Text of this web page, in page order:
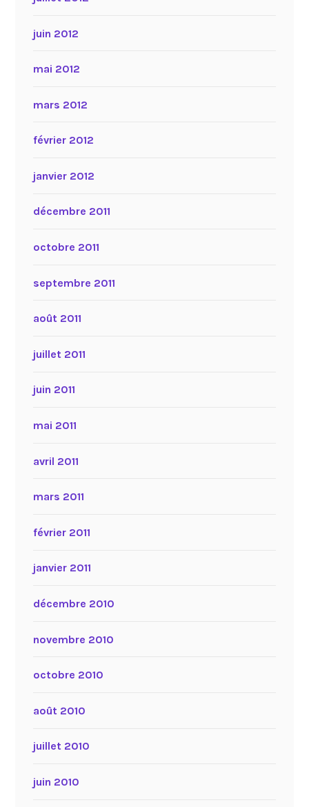
juin 2012
mai 2012
mars 2012
février 2012
janvier 2012
décembre 2011
octobre 2011
septembre 2011
août 2011
juillet 2011
juin 2011
mai 2011
avril 2011
mars 2011
février 2011
janvier 2011
décembre 2010
novembre 2010
octobre 2010
août 2010
juillet 2010
juin 2010